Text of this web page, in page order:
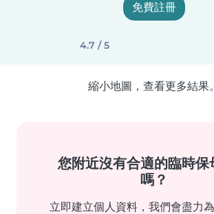
免費註冊
4.7 / 5
縮小地圖，查看更多結果。
您附近沒有合適的臨時保
嗎？
立即建立個人資料，我們會盡力